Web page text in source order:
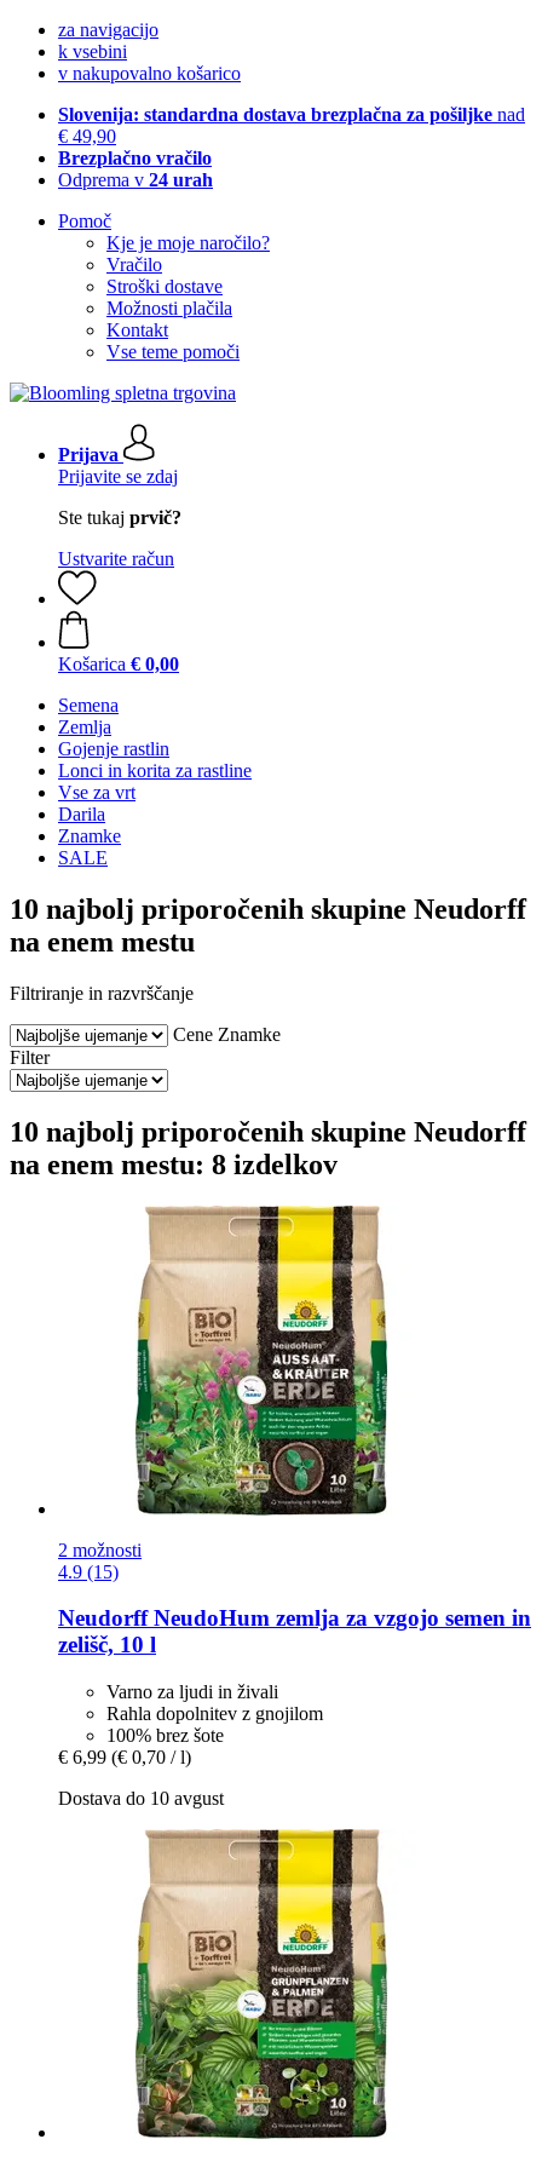
za navigacijo
k vsebini
v nakupovalno košarico
Slovenija: standardna dostava brezplačna za pošiljke nad
€ 49,90
Brezplačno vračilo
Odprema v 24 urah
Pomoč
Kje je moje naročilo?
Vračilo
Stroški dostave
Možnosti plačila
Kontakt
Vse teme pomoči
Prijava
Prijavite se zdaj
Ste tukaj prvič?
Ustvarite račun
Košarica € 0,00
Semena
Zemlja
Gojenje rastlin
Lonci in korita za rastline
Vse za vrt
Darila
Znamke
SALE
10 najbolj priporočenih skupine Neudorff
na enem mestu
Filtriranje in razvrščanje
Cene Znamke
Filter
10 najbolj priporočenih skupine Neudorff
na enem mestu: 8 izdelkov
2 možnosti
4.9 (15)
NeudorffNeudoHum zemlja za vzgojo semen in
zelišč, 10 l
Varno za ljudi in živali
Rahla dopolnitev z gnojilom
100% brez šote
€ 6,99 (€ 0,70 / l)
Dostava do 10 avgust